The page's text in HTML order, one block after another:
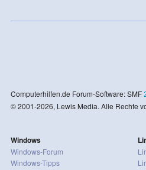
Computerhilfen.de Forum-Software: SMF
© 2001-2026, Lewis Media. Alle Rechte
Windows
Windows-Forum
Windows-Tipps